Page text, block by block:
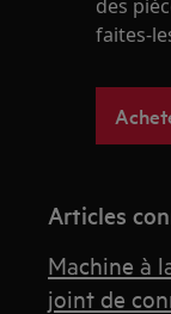
des
faites-
Articles
Machine à
joint de